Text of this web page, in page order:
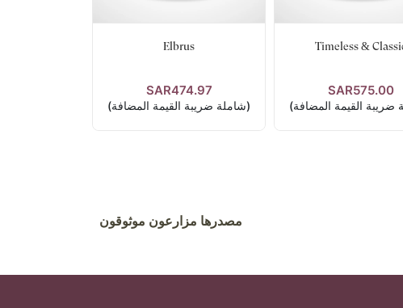
Timeless &
SAR575.00
ضريبة القيمة المضافة)
عرض التفاصيل
Elbrus
SAR474.97
(شاملة ضريبة القيمة المضافة)
عرض التفاصيل
مصدرها مزارعون موثوقون